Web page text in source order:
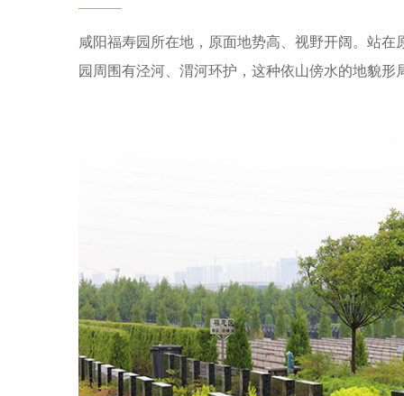
咸阳福寿园所在地，原面地势高、视野开阔。站
园周围有泾河、渭河环护，这种依山傍水的地貌